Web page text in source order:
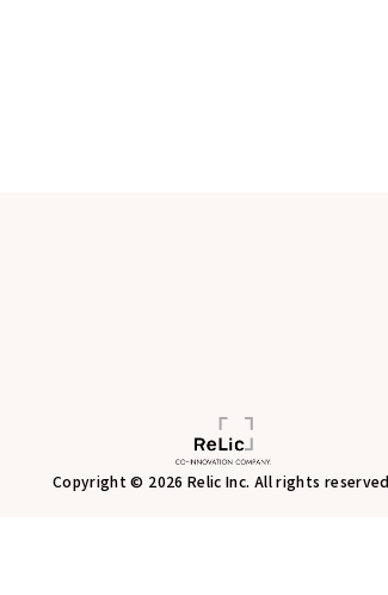
Copyright © 2026 Relic Inc. All rights